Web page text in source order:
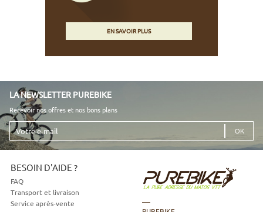
EN SAVOIR PLUS
LA NEWSLETTER PUREBIKE
Recevoir nos offres et nos bons plans
Votre
e-
mail
BESOIN D'AIDE ?
FAQ
Transport et livraison
Service après-vente